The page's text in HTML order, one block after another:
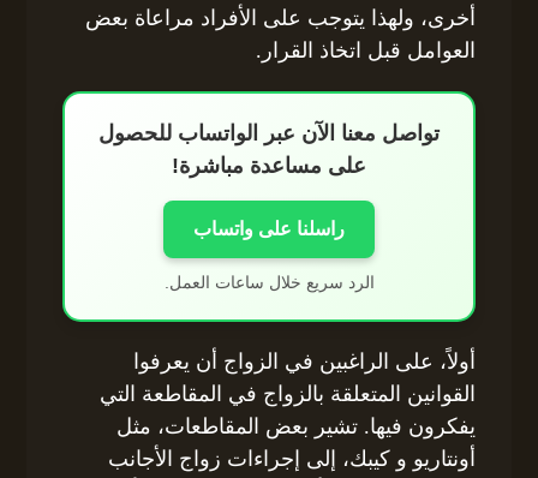
أخرى، ولهذا يتوجب على الأفراد مراعاة بعض
العوامل قبل اتخاذ القرار.
تواصل معنا الآن عبر الواتساب للحصول
على مساعدة مباشرة!
راسلنا على واتساب
الرد سريع خلال ساعات العمل.
أولاً، على الراغبين في الزواج أن يعرفوا
القوانين المتعلقة بالزواج في المقاطعة التي
يفكرون فيها. تشير بعض المقاطعات، مثل
أونتاريو و كيبك، إلى إجراءات زواج الأجانب